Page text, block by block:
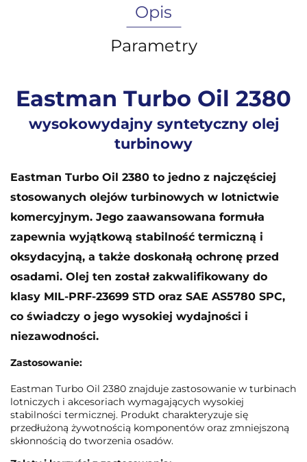
Opis
Parametry
Eastman Turbo Oil 2380
wysokowydajny syntetyczny olej
turbinowy
Eastman Turbo Oil 2380 to jedno z najczęściej
stosowanych olejów turbinowych w lotnictwie
komercyjnym. Jego zaawansowana formuła
zapewnia wyjątkową stabilność termiczną i
oksydacyjną, a także doskonałą ochronę przed
osadami. Olej ten został zakwalifikowany do
klasy MIL-PRF-23699 STD oraz SAE AS5780 SPC,
co świadczy o jego wysokiej wydajności i
niezawodności.
Zastosowanie:
Eastman Turbo Oil 2380 znajduje zastosowanie w turbinach
lotniczych i akcesoriach wymagających wysokiej
stabilności termicznej. Produkt charakteryzuje się
przedłużoną żywotnością komponentów oraz zmniejszoną
skłonnością do tworzenia osadów.